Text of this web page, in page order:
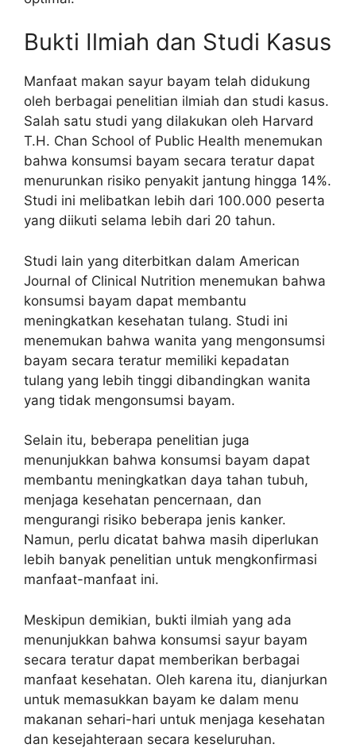
Bukti Ilmiah dan Studi Kasus
Manfaat makan sayur bayam telah didukung
oleh berbagai penelitian ilmiah dan studi kasus.
Salah satu studi yang dilakukan oleh Harvard
T.H. Chan School of Public Health menemukan
bahwa konsumsi bayam secara teratur dapat
menurunkan risiko penyakit jantung hingga 14%.
Studi ini melibatkan lebih dari 100.000 peserta
yang diikuti selama lebih dari 20 tahun.
Studi lain yang diterbitkan dalam American
Journal of Clinical Nutrition menemukan bahwa
konsumsi bayam dapat membantu
meningkatkan kesehatan tulang. Studi ini
menemukan bahwa wanita yang mengonsumsi
bayam secara teratur memiliki kepadatan
tulang yang lebih tinggi dibandingkan wanita
yang tidak mengonsumsi bayam.
Selain itu, beberapa penelitian juga
menunjukkan bahwa konsumsi bayam dapat
membantu meningkatkan daya tahan tubuh,
menjaga kesehatan pencernaan, dan
mengurangi risiko beberapa jenis kanker.
Namun, perlu dicatat bahwa masih diperlukan
lebih banyak penelitian untuk mengkonfirmasi
manfaat-manfaat ini.
Meskipun demikian, bukti ilmiah yang ada
menunjukkan bahwa konsumsi sayur bayam
secara teratur dapat memberikan berbagai
manfaat kesehatan. Oleh karena itu, dianjurkan
untuk memasukkan bayam ke dalam menu
makanan sehari-hari untuk menjaga kesehatan
dan kesejahteraan secara keseluruhan.